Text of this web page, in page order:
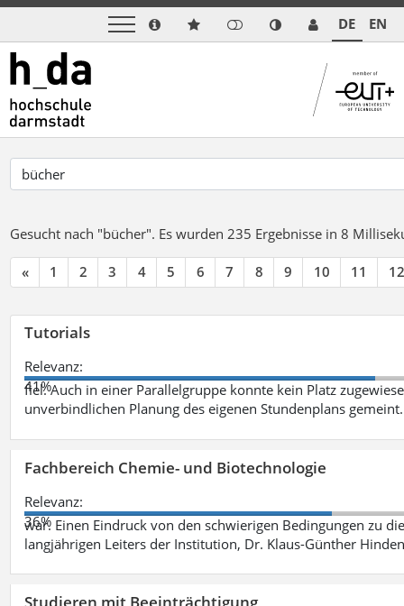
DE EN
Gesucht nach "bücher". Es wurden 235 Ergebnisse in 8
« 1 2 3 4 5 6 7 8 9 10 11 12
Tutorials
Relevanz:
41%
fiel. Auch in einer Parallelgruppe konnte kein Platz
unverbindlichen Planung des eigenen Stundenplans
Fachbereich Chemie- und Biotechnologie
Relevanz:
36%
war. Einen Eindruck von den schwierigen Bedingungen zu
langjährigen Leiters der Institution, Dr. Klaus-Günther
Studieren mit Beeinträchtigung